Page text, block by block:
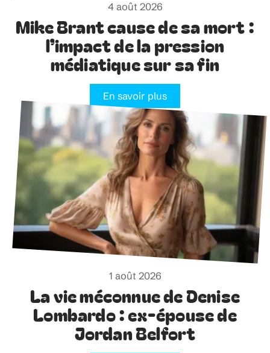
4 août 2026
Mike Brant cause de sa mort :
l’impact de la pression
médiatique sur sa fin
En savoir plus
1 août 2026
La vie méconnue de Denise
Lombardo : ex-épouse de
Jordan Belfort